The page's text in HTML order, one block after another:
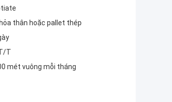
thân hoặc pallet thép
T
mét vuông mỗi tháng